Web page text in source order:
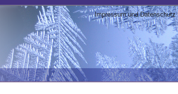
Impressum und Datenschutz